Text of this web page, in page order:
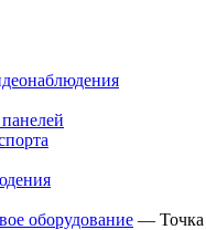
оборудование —